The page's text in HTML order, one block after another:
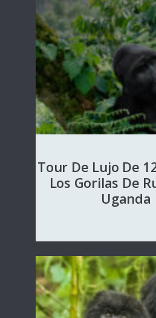
Tour De Lujo De
Los Gorilas De
Uganda